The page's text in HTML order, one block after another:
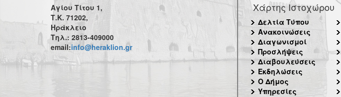
Αγίου Τίτου 1,
Τ.Κ. 71202,
Ηράκλειο
Τηλ.: 2813-409000
email:info@heraklion.gr
Χάρτης Ιστοχώρου
Δελτία Τύπου
Ανακοινώσεις
Διαγωνισμοί
Προσλήψεις
Διαβουλεύσεις
Εκδηλώσεις
Ο Δήμος
Υπηρεσίες